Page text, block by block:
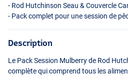
- Rod Hutchinson Seau & Couvercle
- Pack complet pour une session de
Description
Le Pack Session Mulberry de Rod
complète qui comprend tous les